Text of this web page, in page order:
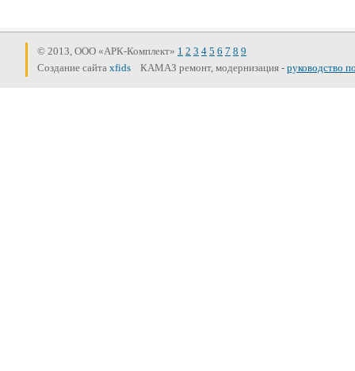
© 2013, ООО «АРК-Комплект» 1 2 3 4 5 6 7 8 9
Создание сайта xfids КАМАЗ ремонт, модернизация - руководство